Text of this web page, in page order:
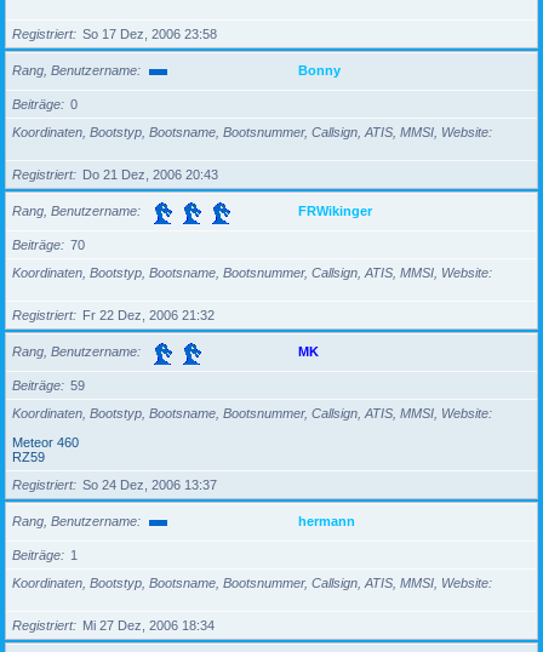
Registriert So 17 Dez, 2006 23:58
Rang, Benutzername Bonny
Beiträge
0
Koordinaten, Bootstyp, Bootsname, Bootsnummer, Callsign, ATIS, MMSI, Website
Registriert Do 21 Dez, 2006 20:43
Rang, Benutzername FRWikinger
Beiträge
70
Koordinaten, Bootstyp, Bootsname, Bootsnummer, Callsign, ATIS, MMSI, Website
Registriert Fr 22 Dez, 2006 21:32
Rang, Benutzername MK
Beiträge
59
Koordinaten, Bootstyp, Bootsname, Bootsnummer, Callsign, ATIS, MMSI, Website
Meteor 460
RZ59
Registriert
So 24 Dez, 2006 13:37
Rang, Benutzername hermann
Beiträge
1
Koordinaten, Bootstyp, Bootsname, Bootsnummer, Callsign, ATIS, MMSI, Website
Registriert Mi 27 Dez, 2006 18:34